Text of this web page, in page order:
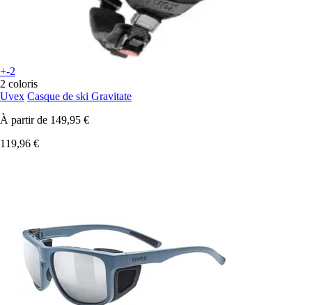
+-2
2 coloris
Uvex Casque de ski Gravitate
À partir de 149,95 €
119,96 €